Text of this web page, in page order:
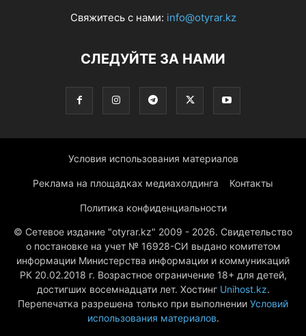
Свяжитесь с нами: info@otyrar.kz
СЛЕДУЙТЕ ЗА НАМИ
Условия использования материалов
Реклама на площадках медиахолдинга Контакты
Политика конфиденциальности
© Сетевое издание "otyrar.kz" 2009 - 2026. Свидетельство
о постановке на учет № 16928-СИ выдано комитетом
информации Министерства информации и коммуникаций
РК 20.02.2018 г. Возрастное ограничение 18+ для детей,
достигших восемнадцати лет. Хостинг Unihost.kz.
Перепечатка разрешена только при выполнении Условий
использования материалов.